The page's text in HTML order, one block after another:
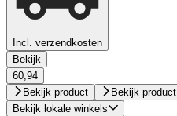
Incl. verzendkosten
Bekijk
60,94
Bekijk product
Bekijk product
Bekijk lokale winkels